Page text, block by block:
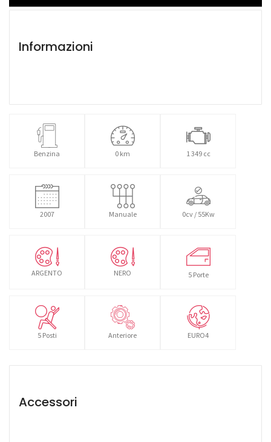
Informazioni
Benzina 0 km 1 349 cc
2007 Manuale 0cv / 55Kw
ARGENTO NERO 5 Porte
5 Posti Anteriore EURO4
Accessori